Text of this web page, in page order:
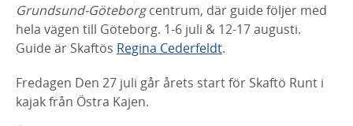
Grundsund-Göteborgcentrum, där guide följer med
hela vägen till Göteborg. 1-6 juli & 12-17 augusti.
Guide är Skaftös Regina Cederfeldt.
Fredagen Den 27 juli går årets start för Skaftö Runt i
kajak från Östra Kajen.